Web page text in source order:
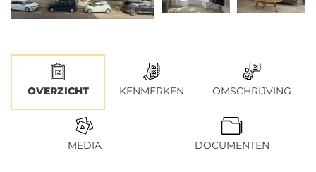
OVERZICHT KENMERKEN OMSCHRIJVING
MEDIA DOCUMENTEN